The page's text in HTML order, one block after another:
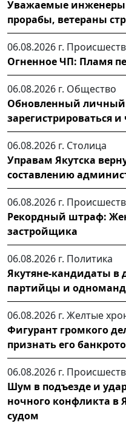
Уважаемые инженеры
прорабы, ветераны
06.08.2026 г.
Огненное ЧП: Пламя
06.08.2026 г. Общество
Обновленный личный
зарегистрироваться
06.08.2026 г. Столица
Управам Якутска
составлению
06.08.2026 г.
Рекордный штраф:
застройщика
06.08.2026 г. Политика
Якутяне-кандидаты в
партийцы и
06.08.2026 г. Желтые
Фигурант громкого
признать его
06.08.2026 г.
Шум в подъезде и
ночного конфликта в
судом